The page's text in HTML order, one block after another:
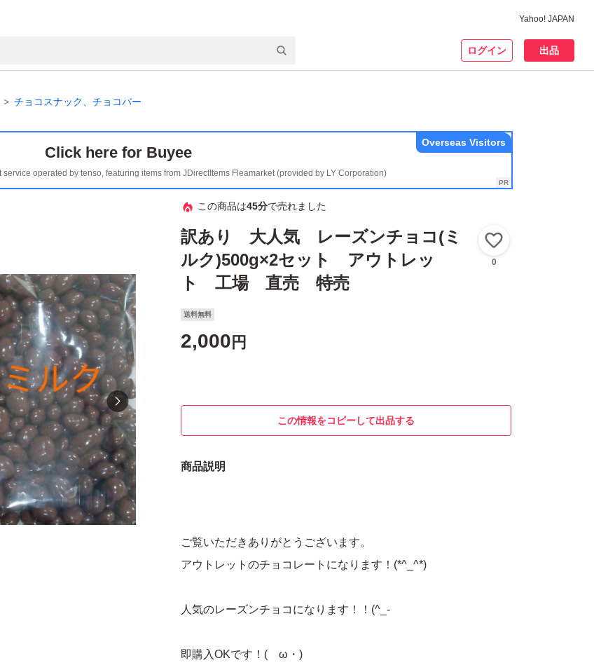
Yahoo! JAPAN
ログイン 出品
チョコスナック、チョコバー
Click here for Buyee
operated by tenso, featuring items from JDirectItems Fleamarket (provided by LY Corporation)
Overseas Visitors
この商品は45分で売れました
訳あり 大人気 レーズンチョコ(ミ
ルク)500g×2セット アウトレッ
ト 工場 直売 特売
0
送料無料
2,000 円
この情報をコピーして出品する
商品説明
ご覧いただきありがとうございます。
アウトレットのチョコレートになります！(*^_^*)
人気のレーズンチョコになります！！(^_-
即購入OKです！(ゝω・)